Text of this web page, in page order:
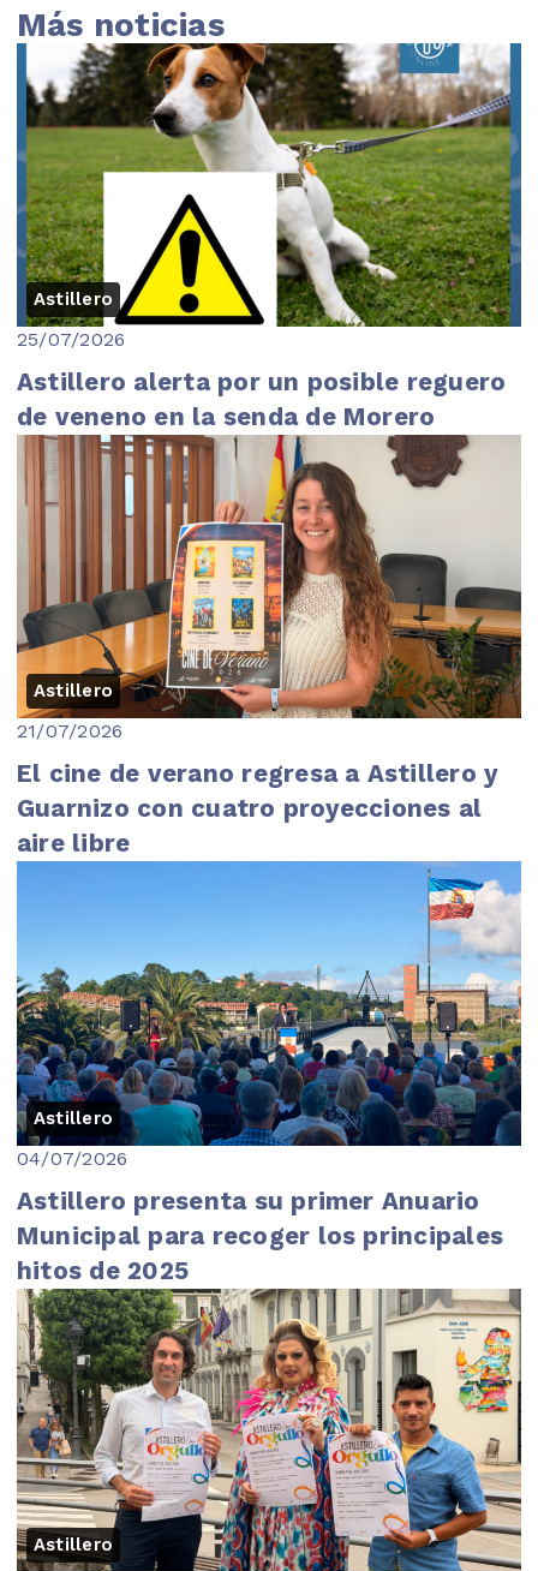
Más noticias
Astillero
25/07/2026
Astillero alerta por un posible reguero
de veneno en la senda de Morero
Astillero
21/07/2026
El cine de verano regresa a Astillero y
Guarnizo con cuatro proyecciones al
aire libre
Astillero
04/07/2026
Astillero presenta su primer Anuario
Municipal para recoger los principales
hitos de 2025
Astillero